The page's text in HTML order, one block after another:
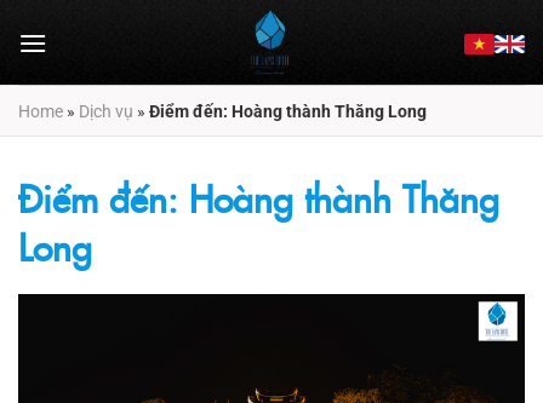
đến
dungHome » Dịch vụ » Điểm đến: Hoàng thành Thăng Long
Điểm đến: Hoàng thành Thăng
Long